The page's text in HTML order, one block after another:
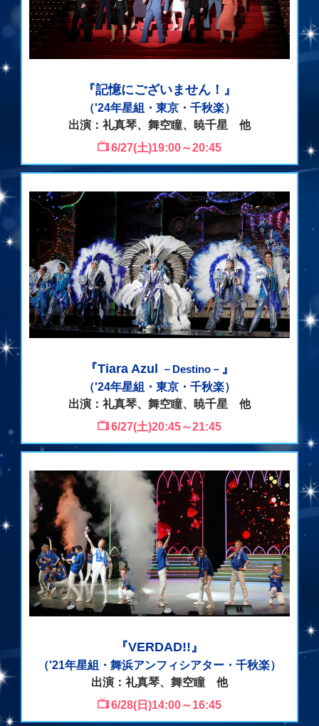
『記憶にございません！』
（'24年星組・東京・千秋楽）
出演：礼真琴、舞空瞳、暁千星 他
6/27(土)19:00～20:45
『Tiara Azul －Destino－ 』
（'24年星組・東京・千秋楽）
出演：礼真琴、舞空瞳、暁千星 他
6/27(土)20:45～21:45
『VERDAD!!』
（'21年星組・舞浜アンフィシアター・千秋楽）
出演：礼真琴、舞空瞳 他
6/28(日)14:00～16:45